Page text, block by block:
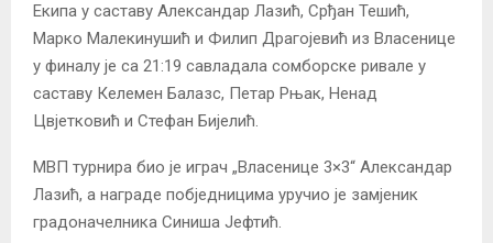
Екипа у саставу Александар Лазић, Срђан Тешић,
Марко Малекинушић и Филип Драгојевић из Власенице
у финалу је са 21:19 савладала сомборске ривале у
саставу Келемен Балазс, Петар Рњак, Ненад
Цвјетковић и Стефан Бијелић.
МВП турнира био је играч „Власенице 3×3“ Александар
Лазић, а награде побједницима уручио је замјеник
градоначелника Синиша Јефтић.